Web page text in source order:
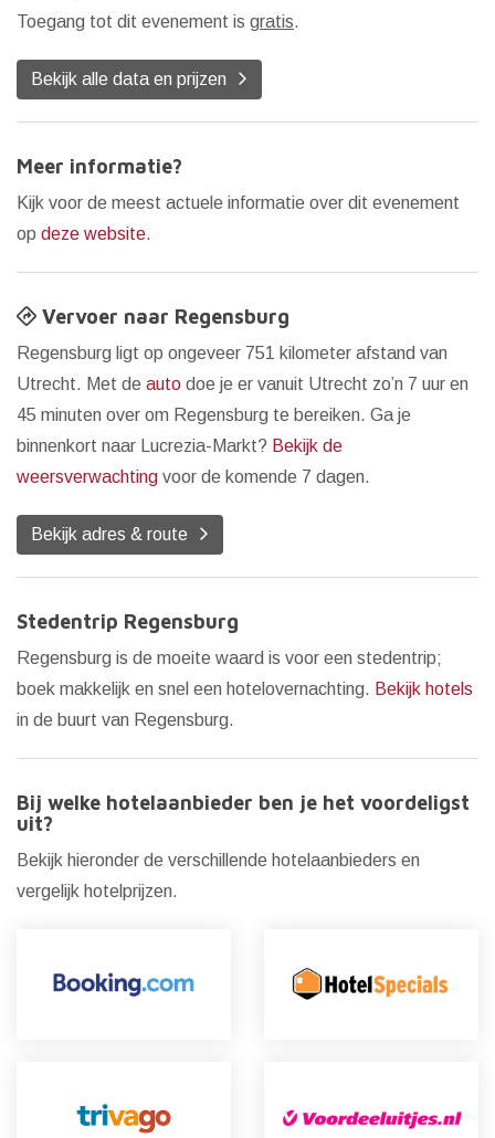
Toegang tot dit evenement is gratis.
Bekijk alle data en prijzen
Meer informatie?
Kijk voor de meest actuele informatie over dit evenement
op deze website.
Vervoer naar Regensburg
Regensburg ligt op ongeveer 751 kilometer afstand van
Utrecht. Met de auto doe je er vanuit Utrecht zo’n 7 uur en
45 minuten over om Regensburg te bereiken. Ga je
binnenkort naar Lucrezia-Markt? Bekijk de
weersverwachting voor de komende 7 dagen.
Bekijk adres & route
Stedentrip Regensburg
Regensburg is de moeite waard is voor een stedentrip;
boek makkelijk en snel een hotelovernachting. Bekijk hotels
in de buurt van Regensburg.
Bij welke hotelaanbieder ben je het voordeligst
uit?
Bekijk hieronder de verschillende hotelaanbieders en
vergelijk hotelprijzen.